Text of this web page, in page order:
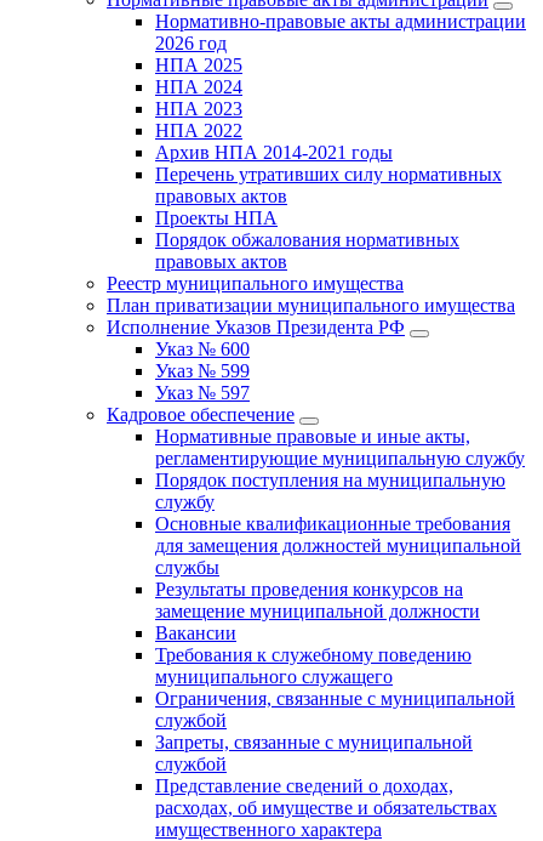
Нормативно-правовые акты администрации
2026 год
НПА 2025
НПА 2024
НПА 2023
НПА 2022
Архив НПА 2014-2021 годы
Перечень утративших силу нормативных
правовых актов
Проекты НПА
Порядок обжалования нормативных
правовых актов
Реестр муниципального имущества
План приватизации муниципального имущества
Исполнение Указов Президента РФ
Указ № 600
Указ № 599
Указ № 597
Кадровое обеспечение
Нормативные правовые и иные акты,
регламентирующие муниципальную службу
Порядок поступления на муниципальную
службу
Основные квалификационные требования
для замещения должностей муниципальной
службы
Результаты проведения конкурсов на
замещение муниципальной должности
Вакансии
Требования к служебному поведению
муниципального служащего
Ограничения, связанные с муниципальной
службой
Запреты, связанные с муниципальной
службой
Представление сведений о доходах,
расходах, об имуществе и обязательствах
имущественного характера